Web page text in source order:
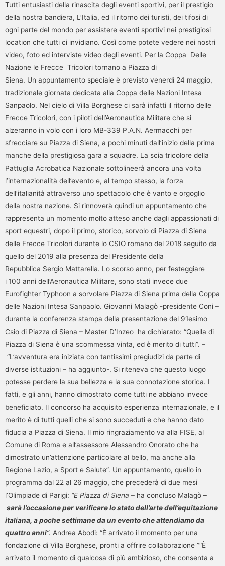
Tutti entusiasti della rinascita degli eventi sportivi, per il prestigio
della nostra bandiera, L’Italia, ed il ritorno dei turisti, dei tifosi di
ogni parte del mondo per assistere eventi sportivi nei prestigiosi
location che tutti ci invidiano. Così come potete vedere nei nostri
video, foto ed interviste video degli eventi. Per la Coppa Delle
Nazione le Frecce Tricolori tornano a Piazza di
Siena. Un appuntamento speciale è previsto venerdì 24 maggio,
tradizionale giornata dedicata alla Coppa delle Nazioni Intesa
Sanpaolo. Nel cielo di Villa Borghese ci sarà infatti il ritorno delle
Frecce Tricolori, con i piloti dell’Aeronautica Militare che si
alzeranno in volo con i loro MB-339 P.A.N. Aermacchi per
sfrecciare su Piazza di Siena, a pochi minuti dall’inizio della prima
manche della prestigiosa gara a squadre. La scia tricolore della
Pattuglia Acrobatica Nazionale sottolineerà ancora una volta
l’internazionalità dell’evento e, al tempo stesso, la forza
dell’italianità attraverso uno spettacolo che è vanto e orgoglio
della nostra nazione. Si rinnoverà quindi un appuntamento che
rappresenta un momento molto atteso anche dagli appassionati di
sport equestri, dopo il primo, storico, sorvolo di Piazza di Siena
delle Frecce Tricolori durante lo CSIO romano del 2018 seguito da
quello del 2019 alla presenza del Presidente della
Repubblica Sergio Mattarella. Lo scorso anno, per festeggiare
i 100 anni dell’Aeronautica Militare, sono stati invece due
Eurofighter Typhoon a sorvolare Piazza di Siena prima della Coppa
delle Nazioni Intesa Sanpaolo. Giovanni Malagò -presidente Coni –
durante la conferenza stampa della presentazione del 91esimo
Csio di Piazza di Siena – Master D’Inzeo ha dichiarato: “Quella di
Piazza di Siena è una scommessa vinta, ed è merito di tutti”. –
“L’avventura era iniziata con tantissimi pregiudizi da parte di
diverse istituzioni – ha aggiunto-. Si riteneva che questo luogo
potesse perdere la sua bellezza e la sua connotazione storica. I
fatti, e gli anni, hanno dimostrato come tutti ne abbiano invece
beneficiato. Il concorso ha acquisito esperienza internazionale, e il
merito è di tutti quelli che si sono succeduti e che hanno dato
fiducia a Piazza di Siena. Il mio ringraziamento va alla FISE, al
Comune di Roma e all’assessore Alessandro Onorato che ha
dimostrato un’attenzione particolare al bello, ma anche alla
Regione Lazio, a Sport e Salute”. Un appuntamento, quello in
programma dal 22 al 26 maggio, che precederà di due mesi
l’Olimpiade di Parigi: “E Piazza di Siena – ha concluso Malagò –
sarà l’occasione per verificare lo stato dell’arte dell’equitazione
italiana, a poche settimane da un evento che attendiamo da
quattro anni”. Andrea Abodi: “È arrivato il momento per una
fondazione di Villa Borghese, pronti a offrire collaborazione ”“È
arrivato il momento di qualcosa di più ambizioso, che consenta a